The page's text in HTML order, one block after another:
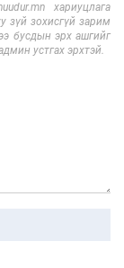
хариуцлага
зүй зохисгүй зарим
бусдын эрх ашгийг
устгах эрхтэй.